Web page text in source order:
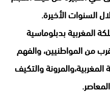
السنوات الأخيرة.
المغربية بدبلوماسية
من المواطنيين، والفهم
المغربية،والمرونة والتكيف